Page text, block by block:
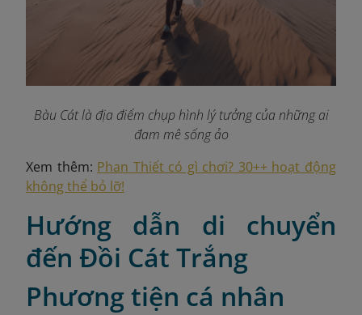
Bàu Cát là địa điểm chụp hình lý tưởng của những ai
đam mê sống ảo
Xem thêm: Phan Thiết có gì chơi? 30++ hoạt động
không thể bỏ lỡ!
Hướng dẫn di chuyển
đến Đồi Cát Trắng
Phương tiện cá nhân